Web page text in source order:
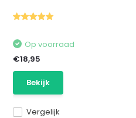
Vergelijk
Op voorraad
€18,95
Bekijk